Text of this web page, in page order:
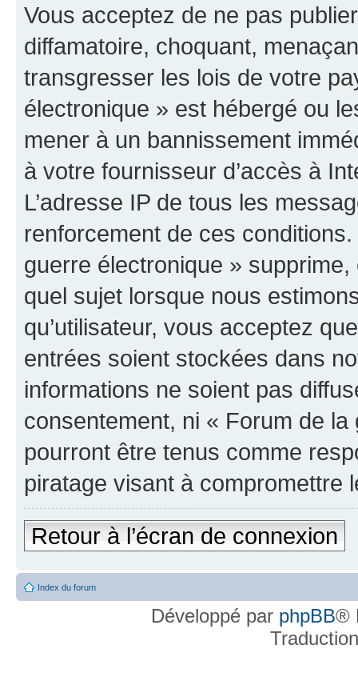
Vous acceptez de ne pas
diffamatoire, choquant,
transgresser les lois de votre
électronique » est hébergé ou
mener à un bannissement
à votre fournisseur d’accès à
L’adresse IP de tous les
renforcement de ces
guerre électronique »
quel sujet lorsque nous
qu’utilisateur, vous acceptez
entrées soient stockées dans
informations ne soient pas
consentement, ni « Forum de
pourront être tenus comme
piratage visant à compromettre
Retour à l’écran de connexion
Index du forum
Développé par phpBB®